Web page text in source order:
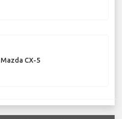
Mazda CX-5